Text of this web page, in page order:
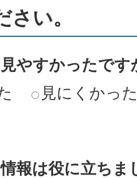
さい。
やすかったです
見にくかっ
報は役に立ちま